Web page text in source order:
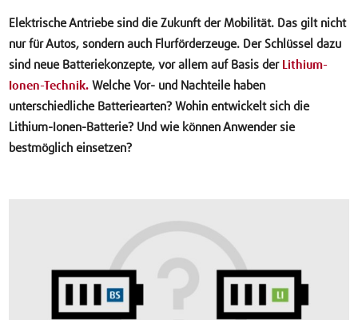
Elektrische Antriebe sind die Zukunft der Mobilität. Das gilt nicht
nur für Autos, sondern auch Flurförderzeuge. Der Schlüssel dazu
sind neue Batteriekonzepte, vor allem auf Basis der
Lithium-
Ionen-Technik. Welche Vor- und Nachteile haben
unterschiedliche Batteriearten? Wohin entwickelt sich die
Lithium-Ionen-Batterie? Und wie können Anwender sie
bestmöglich einsetzen?